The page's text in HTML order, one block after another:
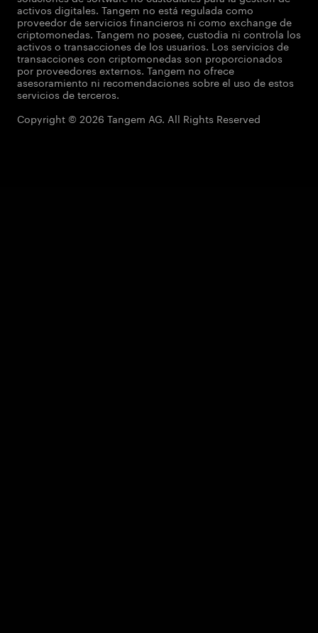
activos digitales. Tangem no está regulada como
proveedor de servicios financieros ni como exchange de
criptomonedas. Tangem no posee, custodia ni controla los
activos o transacciones de los usuarios. Los servicios de
transacciones con criptomonedas son proporcionados
por proveedores externos. Tangem no ofrece
asesoramiento ni recomendaciones sobre el uso de estos
servicios de terceros.